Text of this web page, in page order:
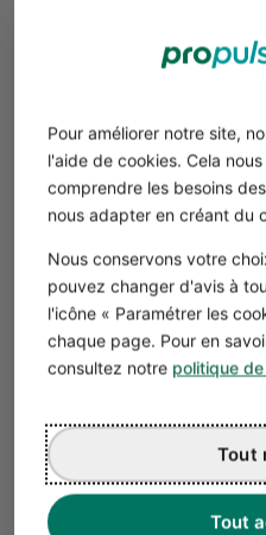
Pour améliorer notre site,
l'aide de cookies. Cela
comprendre les besoins
nous adapter en créant du
Nous conservons votre
pouvez changer d'avis à
l'icône « Paramétrer les
chaque page. Pour en
consultez notre politique
Tout
Tout
dans toutes les
Extincteurs, issues de
éclairages de sécurité
d’évacuation visibles
établissements.
Le personnel doit
sur les procédures
équipements de sécurité
Déclaration et
mairie
est obligatoire.
vérifier la conformité des
d’urbanisme et les normes